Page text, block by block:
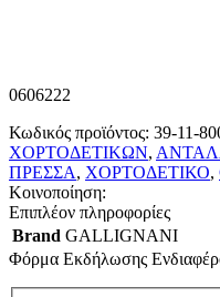
0606222
Κωδικός προϊόντος: 39-11-
ΧΟΡΤΟΔΕΤΙΚΩΝ,
ΠΡΕΣΣΑ, ΧΟΡΤΟΔΕΤΙΚΟ,
Κοινοποίηση:
Επιπλέον πληροφορίες
Brand GALLIGNANI
Φόρμα Εκδήλωσης